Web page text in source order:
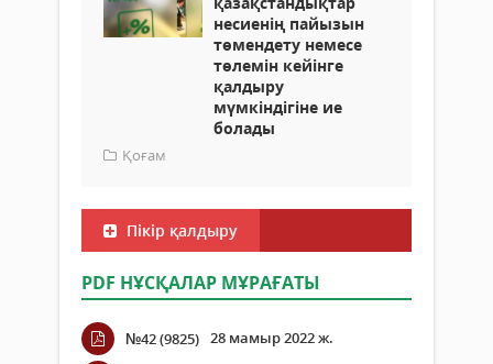
несиенің пайызын
төмендету немесе
төлемін кейінге
қалдыру
мүмкіндігіне ие
болады
Қоғам
Пікір қалдыру
PDF НҰСҚАЛАР МҰРАҒАТЫ
№42 (9825) 28 мамыр 2022 ж.